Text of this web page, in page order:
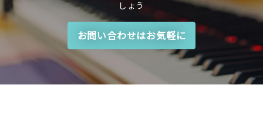
しょう
お問い合わせはお気軽に